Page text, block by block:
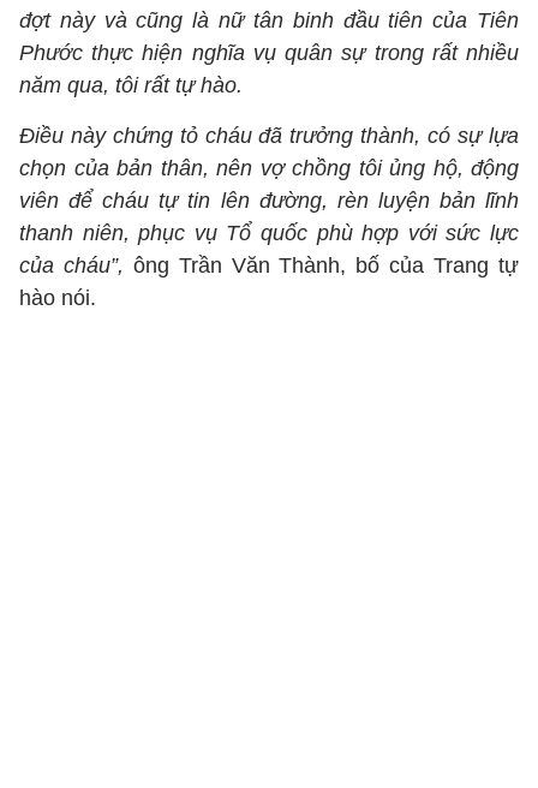
đợt này và cũng là nữ tân binh đầu tiên của Tiên
Phước thực hiện nghĩa vụ quân sự trong rất nhiều
năm qua, tôi rất tự hào.
Điều này chứng tỏ cháu đã trưởng thành, có sự lựa
chọn của bản thân, nên vợ chồng tôi ủng hộ, động
viên để cháu tự tin lên đường, rèn luyện bản lĩnh
thanh niên, phục vụ Tổ quốc phù hợp với sức lực
của cháu”, ông Trần Văn Thành, bố của Trang tự
hào nói.